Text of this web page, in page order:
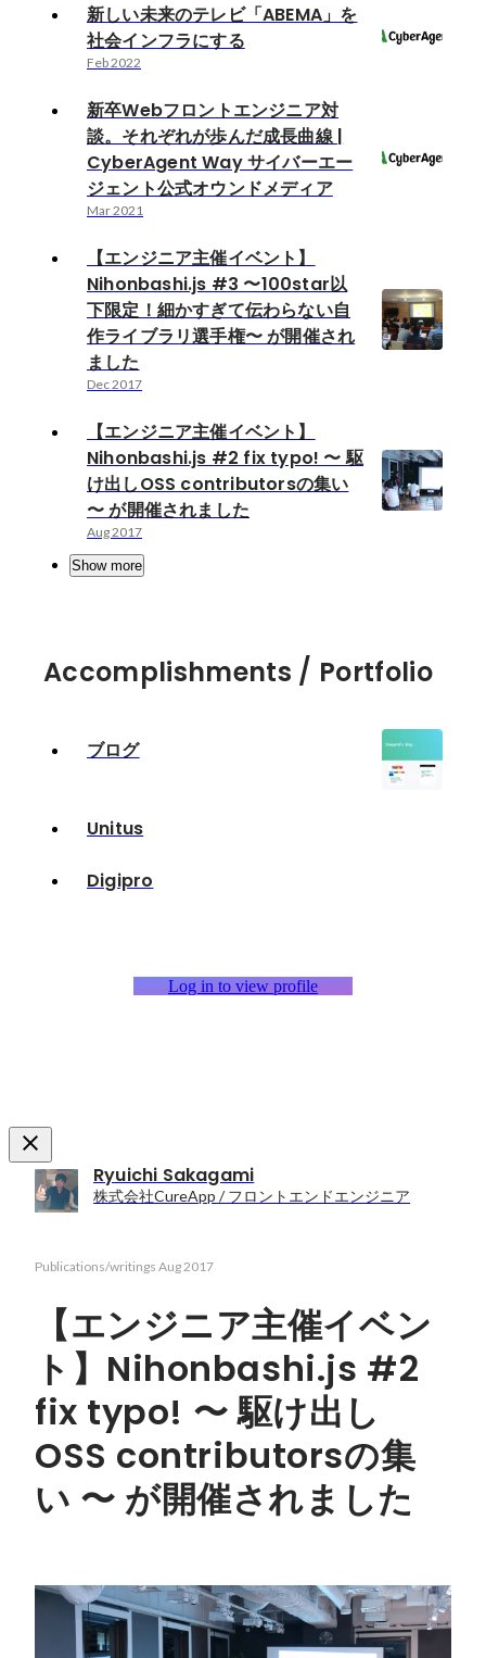
新しい未来のテレビ「ABEMA」を
社会インフラにする
Feb 2022
新卒Webフロントエンジニア対
談。それぞれが歩んだ成長曲線 |
CyberAgent Way サイバーエー
ジェント公式オウンドメディア
Mar 2021
【エンジニア主催イベント】
Nihonbashi.js #3 〜100star以
下限定！細かすぎて伝わらない自
作ライブラリ選手権〜 が開催され
ました
Dec 2017
【エンジニア主催イベント】
Nihonbashi.js #2 fix typo! 〜 駆
け出しOSS contributorsの集い
〜 が開催されました
Aug 2017
Show more
Accomplishments / Portfolio
ブログ
Unitus
Digipro
Log in to view profile
Ryuichi Sakagami
株式会社CureApp / フロントエンドエンジニア
Publications/writings Aug 2017
【エンジニア主催イベン
ト】Nihonbashi.js #2
fix typo! 〜 駆け出し
OSS contributorsの集
い 〜 が開催されました